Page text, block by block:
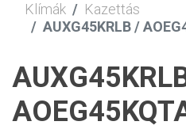
Klímák
Kazettás
AUXG45KRLB /